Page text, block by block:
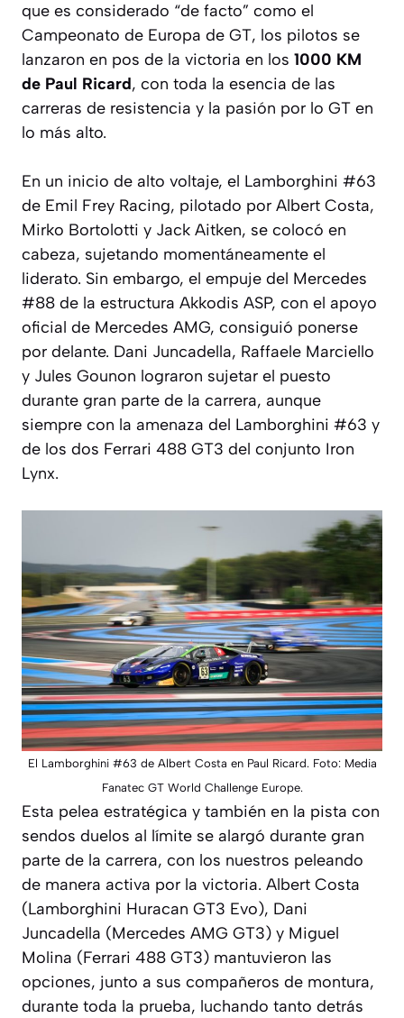
que es considerado “de facto” como el
Campeonato de Europa de GT, los pilotos se
lanzaron en pos de la victoria en los 1000 KM
de Paul Ricard, con toda la esencia de las
carreras de resistencia y la pasión por lo GT en
lo más alto.
En un inicio de alto voltaje, el Lamborghini #63
de Emil Frey Racing, pilotado por Albert Costa,
Mirko Bortolotti y Jack Aitken, se colocó en
cabeza, sujetando momentáneamente el
liderato. Sin embargo, el empuje del Mercedes
#88 de la estructura Akkodis ASP, con el apoyo
oficial de Mercedes AMG, consiguió ponerse
por delante. Dani Juncadella, Raffaele Marciello
y Jules Gounon lograron sujetar el puesto
durante gran parte de la carrera, aunque
siempre con la amenaza del Lamborghini #63 y
de los dos Ferrari 488 GT3 del conjunto Iron
Lynx.
El Lamborghini #63 de Albert Costa en Paul Ricard. Foto: Media
Fanatec GT World Challenge Europe.
Esta pelea estratégica y también en la pista con
sendos duelos al límite se alargó durante gran
parte de la carrera, con los nuestros peleando
de manera activa por la victoria. Albert Costa
(Lamborghini Huracan GT3 Evo), Dani
Juncadella (Mercedes AMG GT3) y Miguel
Molina (Ferrari 488 GT3) mantuvieron las
opciones, junto a sus compañeros de montura,
durante toda la prueba, luchando tanto detrás